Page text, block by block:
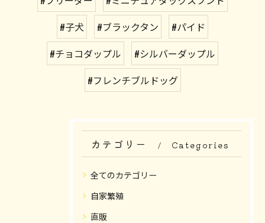
#子犬
#ブラックタン
#パイド
#チョコダップル
#シルバーダップル
#フレンチブルドッグ
カテゴリー Categories
全てのカテゴリー
自家繁殖
直販